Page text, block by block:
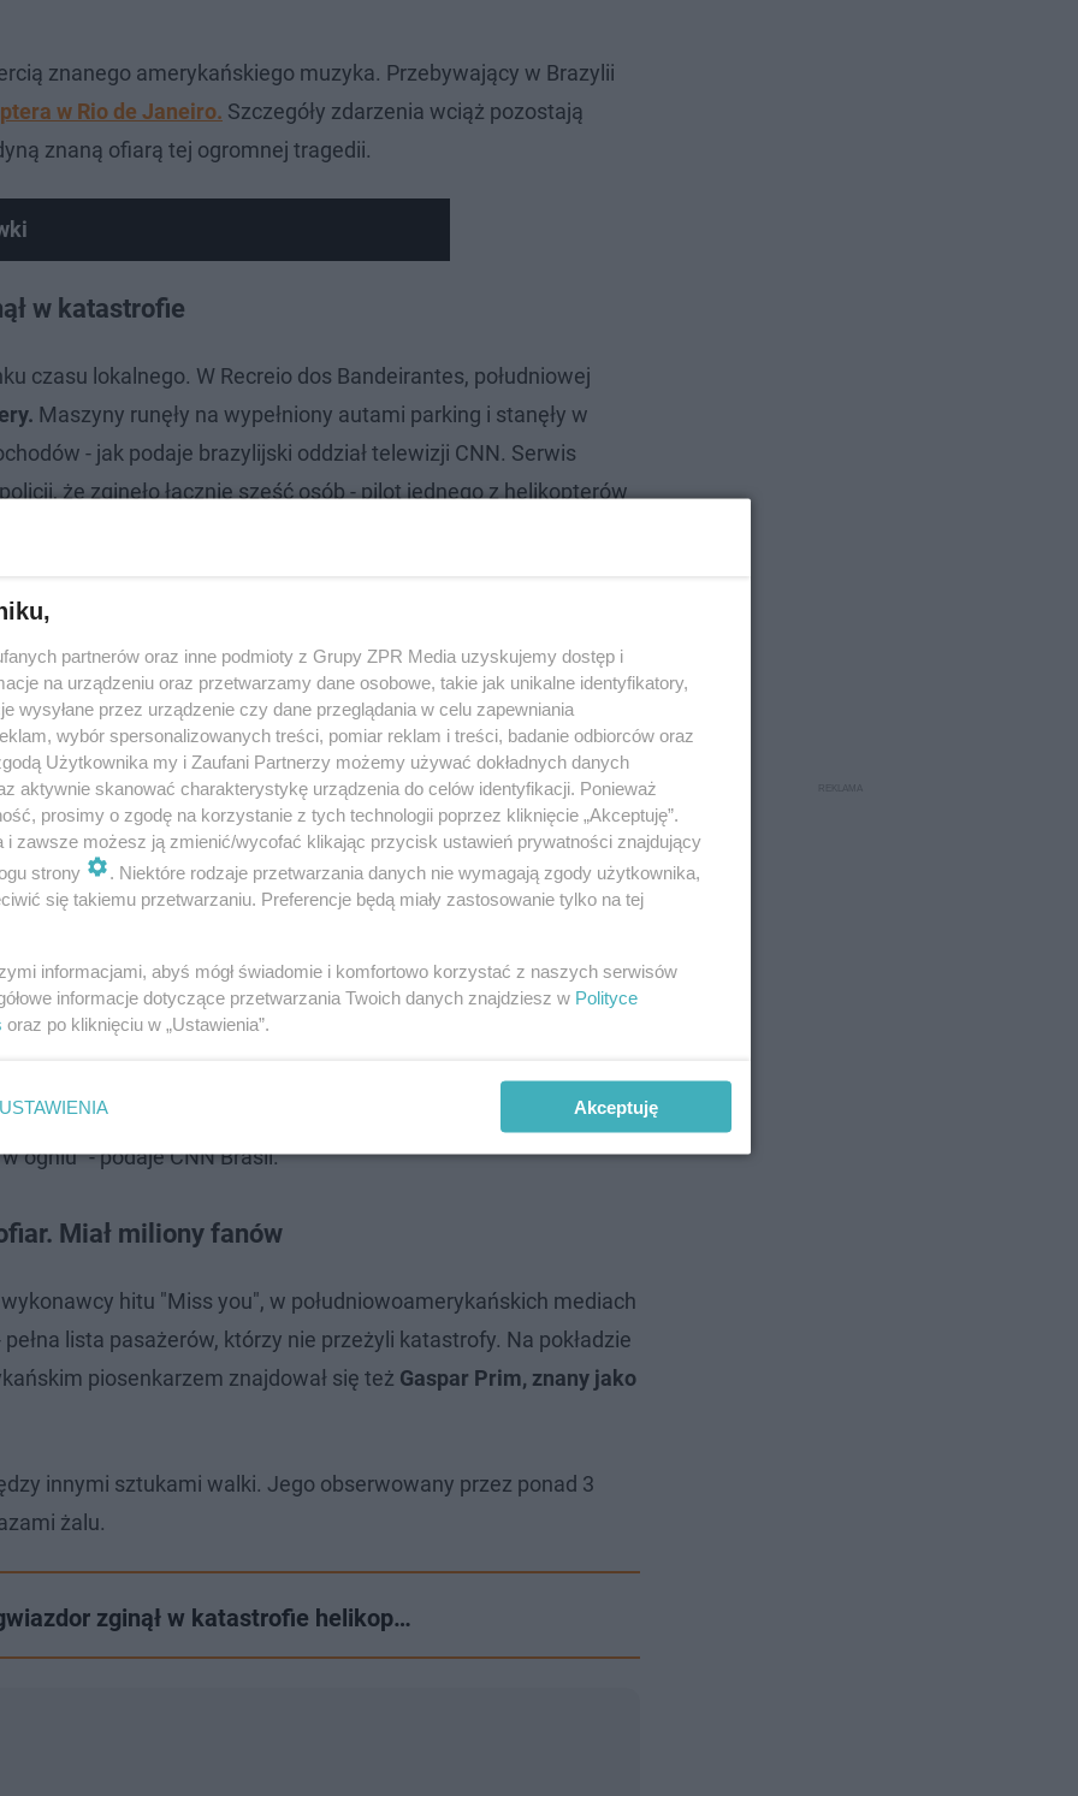
znanego amerykańskiego muzyka. Przebywający w Brazylii
w Rio de Janeiro. Szczegóły zdarzenia wciąż pozostają
znaną ofiarą tej ogromnej tragedii.
w katastrofie
czasu lokalnego. W Recreio dos Bandeirantes, południowej
Maszyny runęły na wypełniony autami parking i stanęły w
- jak podaje brazylijski oddział telewizji CNN. Serwis
że zginęło łącznie sześć osób - pilot jednego z helikopterów
miejsca wypadku trwa ustalanie jego przyczyn.
żegna ukochaną osobę
informacji ze strony straży pożarnej,
około 20 pojazdów zostało
ogniu" - podaje CNN Brasil.
Miał miliony fanów
hitu "Miss you", w południowoamerykańskich mediach
lista pasażerów, którzy nie przeżyli katastrofy. Na pokładzie
piosenkarzem znajdował się też Gaspar Prim, znany jako
innymi sztukami walki. Jego obserwowany przez ponad 3
żalu.
zginął w katastrofie helikop…
partnerów oraz inne podmioty z Grupy ZPR Media uzyskujemy dostęp i
na urządzeniu oraz przetwarzamy dane osobowe, takie jak unikalne identyfikatory,
wysyłane przez urządzenie czy dane przeglądania w celu zapewniania
wybór spersonalizowanych treści, pomiar reklam i treści, badanie odbiorców oraz
Użytkownika my i Zaufani Partnerzy możemy używać dokładnych danych
aktywnie skanować charakterystykę urządzenia do celów identyfikacji. Ponieważ
prosimy o zgodę na korzystanie z tych technologii poprzez kliknięcie „Akceptuję”.
i zawsze możesz ją zmienić/wycofać klikając przycisk ustawień prywatności znajdujący
strony
. Niektóre rodzaje przetwarzania danych nie wymagają zgody użytkownika,
się takiemu przetwarzaniu. Preferencje będą miały zastosowanie tylko na tej
informacjami, abyś mógł świadomie i komfortowo korzystać z naszych serwisów
informacje dotyczące przetwarzania Twoich danych znajdziesz w Polityce
oraz po kliknięciu w „Ustawienia”.
USTAWIENIA Akceptuję